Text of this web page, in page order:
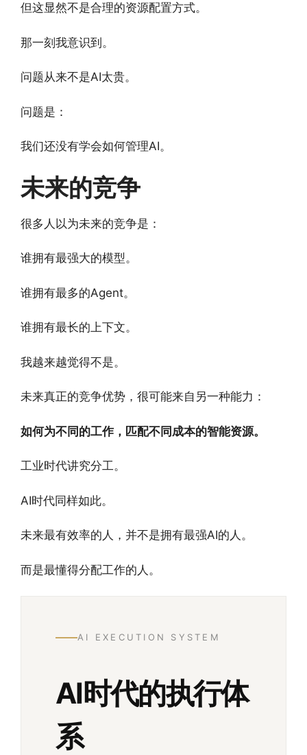
但这显然不是合理的资源配置方式。
那一刻我意识到。
问题从来不是AI太贵。
问题是：
我们还没有学会如何管理AI。
未来的竞争
很多人以为未来的竞争是：
谁拥有最强大的模型。
谁拥有最多的Agent。
谁拥有最长的上下文。
我越来越觉得不是。
未来真正的竞争优势，很可能来自另一种能力：
如何为不同的工作，匹配不同成本的智能资源。
工业时代讲究分工。
AI时代同样如此。
未来最有效率的人，并不是拥有最强AI的人。
而是最懂得分配工作的人。
AI EXECUTION SYSTEM
AI时代的执行体
系